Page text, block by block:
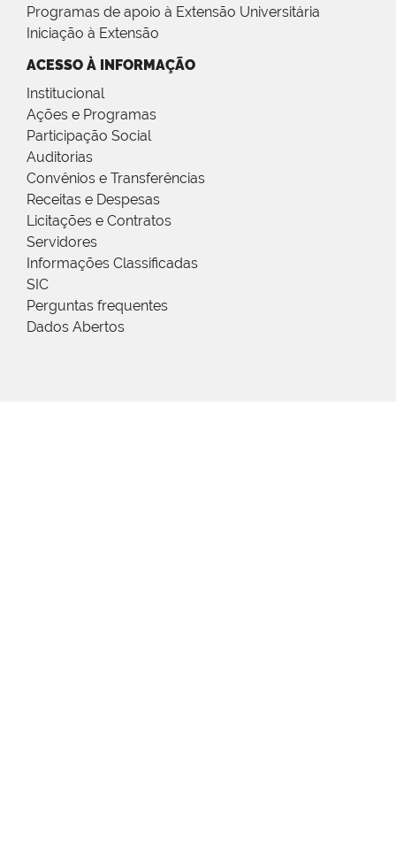
Programas de apoio à Extensão Universitária
Iniciação à Extensão
ACESSO À INFORMAÇÃO
Institucional
Ações e Programas
Participação Social
Auditorias
Convênios e Transferências
Receitas e Despesas
Licitações e Contratos
Servidores
Informações Classificadas
SIC
Perguntas frequentes
Dados Abertos